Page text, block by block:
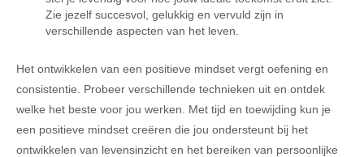
Zie jezelf succesvol, gelukkig en vervuld zijn in
verschillende aspecten van het leven.
Het ontwikkelen van een positieve mindset vergt oefening en
consistentie. Probeer verschillende technieken uit en ontdek
welke het beste voor jou werken. Met tijd en toewijding kun je
een positieve mindset creëren die jou ondersteunt bij het
ontwikkelen van levensinzicht en het bereiken van persoonlijke